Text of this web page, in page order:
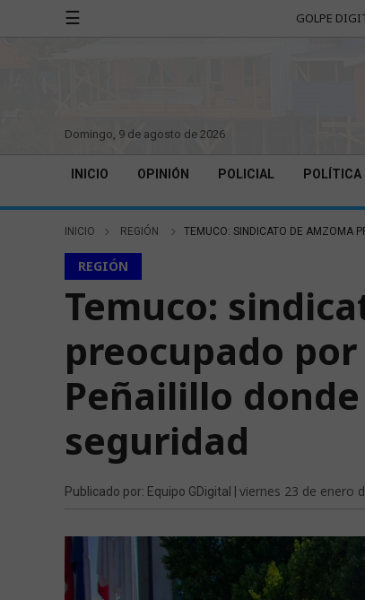
☰ GOLPE
domingo, 9 de agosto de 2026
INICIO OPINIÓN POLICIAL POLÍTICA
INICIO REGIÓN TEMUCO: SINDICATO DE AMZOMA
REGIÓN
Temuco:
preocupado
Peñailillo
seguridad
Publicado por: Equipo GDigital | viernes 23 de enero